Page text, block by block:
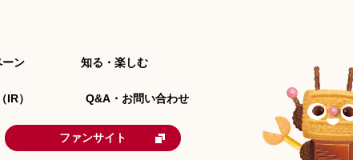
ーン 知る・楽しむ
IR） Q&A・お問い合わせ
ファンサイト